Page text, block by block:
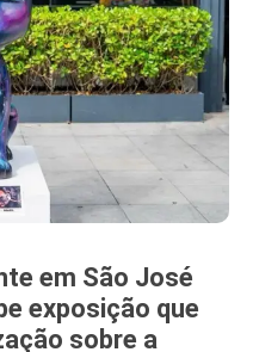
em São José
exposição que
sobre a